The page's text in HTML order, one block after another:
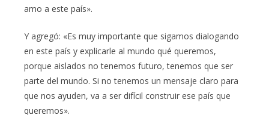
amo a este país».
Y agregó: «Es muy importante que sigamos dialogando
en este país y explicarle al mundo qué queremos,
porque aislados no tenemos futuro, tenemos que ser
parte del mundo. Si no tenemos un mensaje claro para
que nos ayuden, va a ser difícil construir ese país que
queremos».